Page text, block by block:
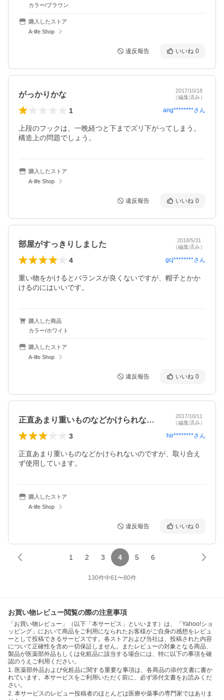
カラー/ブラウン
購入したストア
A-life Shop
違反報告 いいね 0
がっかりかな
2017/10/18
（編集済み）
1 ang********さん
上段のフックは、一晩経つと下までズリ下がってしまう。
構造上の問題でしょう。
購入したストア
A-life Shop
違反報告 いいね 0
部屋がすっきりしました
2018/5/31
（編集済み）
4 gcj********さん
重い物をかけるとバランスが良くないですが、帽子とかか
けるのにはいいです。
購入した商品
カラー/ホワイト
購入したストア
A-life Shop
違反報告 いいね 0
正直あまり重いものなどかけられないので…
2017/10/11
（編集済み）
3 hir********さん
正直あまり重いものなどかけられないのですが、取り合え
ず使用しています。
購入したストア
A-life Shop
違反報告 いいね 0
1 2 3 4 5 6
130件中61〜80件
お買い物レビュー閲覧の際の注意事項
「お買い物レビュー」（以下「本サービス」といいます）は、「Yahoo!ショ
ッピング」において商品をご利用になられたお客様がご自身の感想をレビュ
ーとして投稿できるサービスです。各ストアおよび当社は、投稿された内容
について正確性を含め一切保証しません。またレビューの対象となる商品、
製品が医薬部外品もしくは化粧品に該当する場合には、特に以下の事項を確
認のうえご利用ください。
1. 医薬部外品および化粧品に関する重要な事項は、各商品の添付文書に書か
れています。本サービスをご利用いただく前に、必ず添付文書をお読みくだ
さい。
2. 本サービスのレビュー投稿者のほとんどは医療や薬事の専門家ではありま